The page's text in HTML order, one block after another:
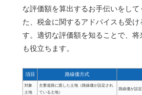
な評価額を算出するお手伝いをして
た、税金に関するアドバイスも受け
す。適切な評価額を知ることで、将
も役立ちます。
項目 路線価方式
対象
土地
主要道路に面した土地（路線価が設定され
ている土地）
路線価が設